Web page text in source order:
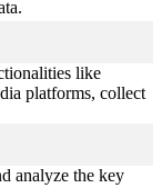
like
platforms, collect
analyze the key